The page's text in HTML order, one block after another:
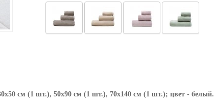
см (1 шт.), 50х90 см (1 шт.), 70х140 см (1 шт.); цвет - белый.